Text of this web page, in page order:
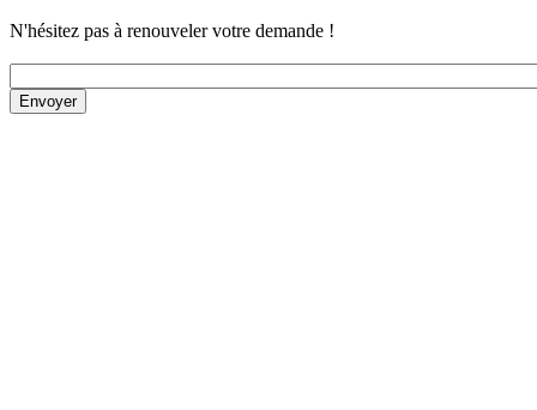
N'hésitez pas à renouveler votre demande !